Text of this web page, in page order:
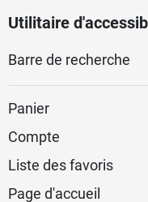
Utilitaire
Barre de recherche
Panier
Compte
Liste des favoris
Page d'accueil
Menu